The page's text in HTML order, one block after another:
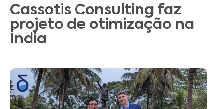
Sobre nós
Fale conosco
Cassotis Consulting faz
projeto de otimização na
Índia